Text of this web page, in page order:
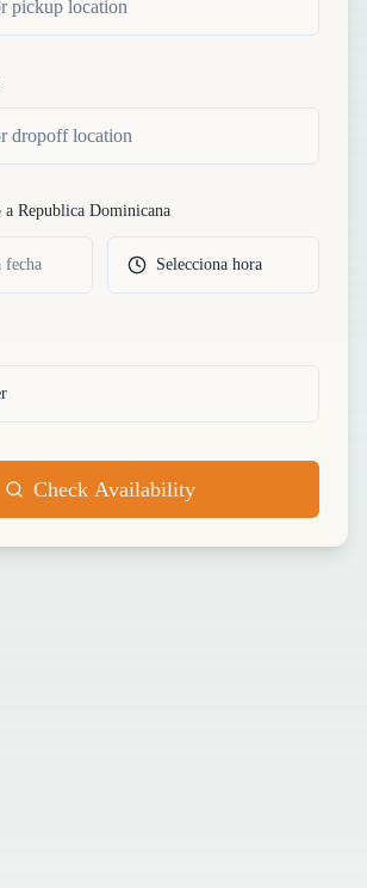
Republica Dominicana
fecha Selecciona hora
Check Availability